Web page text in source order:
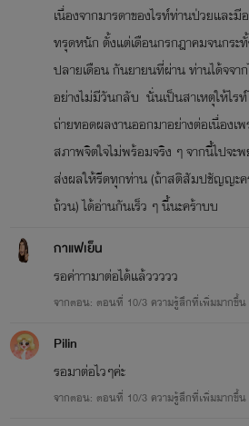
เนื่องจากมารดาของไรท์ท่านป่วยและมี
ทรุดหนัก ตั้งแต่เดือนกรกฎาคมจนกระ
ปลายเดือน กันยายนที่ผ่าน ท่านได้จจา
อย่างไม่มีวันกลับ นั่นเป็นสาเหตุให้ไรท์
ถ่ายทอดผลงานออกมาอย่างต่อเนื่องเพ
สภาพจิตใจไม่พร้อมจริง ๆ จากนี้ไปจะ
ส่งผลให้รีดทุกท่าน (ถ้าสติสัมปชัญญะ
ถ้วน) ได้อ่านกันเร็ว ๆ นี้นะคร้าบบ
กาแฟเย็น
รอค่าาามาต่อได้แล้ววววว
จากตอน: ตอนที่ 10/3 ความรู้สึกที่เพิ่มมากขึ้น
Pilin
รอมาต่อไวๆค่ะ
จากตอน: ตอนที่ 10/3 ความรู้สึกที่เพิ่มมากขึ้น